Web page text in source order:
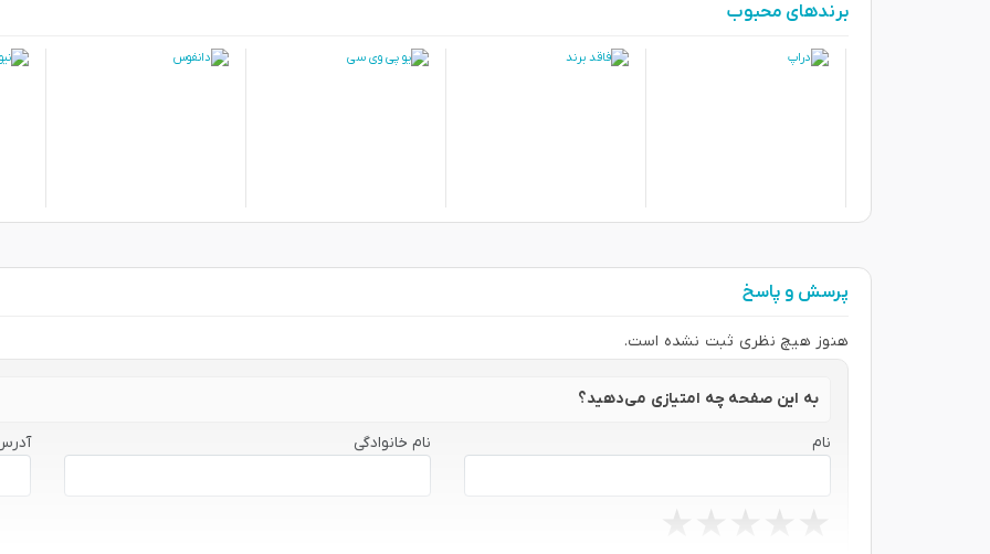
برندهای محبوب
پرسش و پاسخ
هنوز هیچ نظری ثبت نشده است.
به این صفحه چه امتیازی می‌دهید؟
نام نام خانوادگی
★★
★ ★
★
★ ★
★
★
★ ★
★
★
★
★